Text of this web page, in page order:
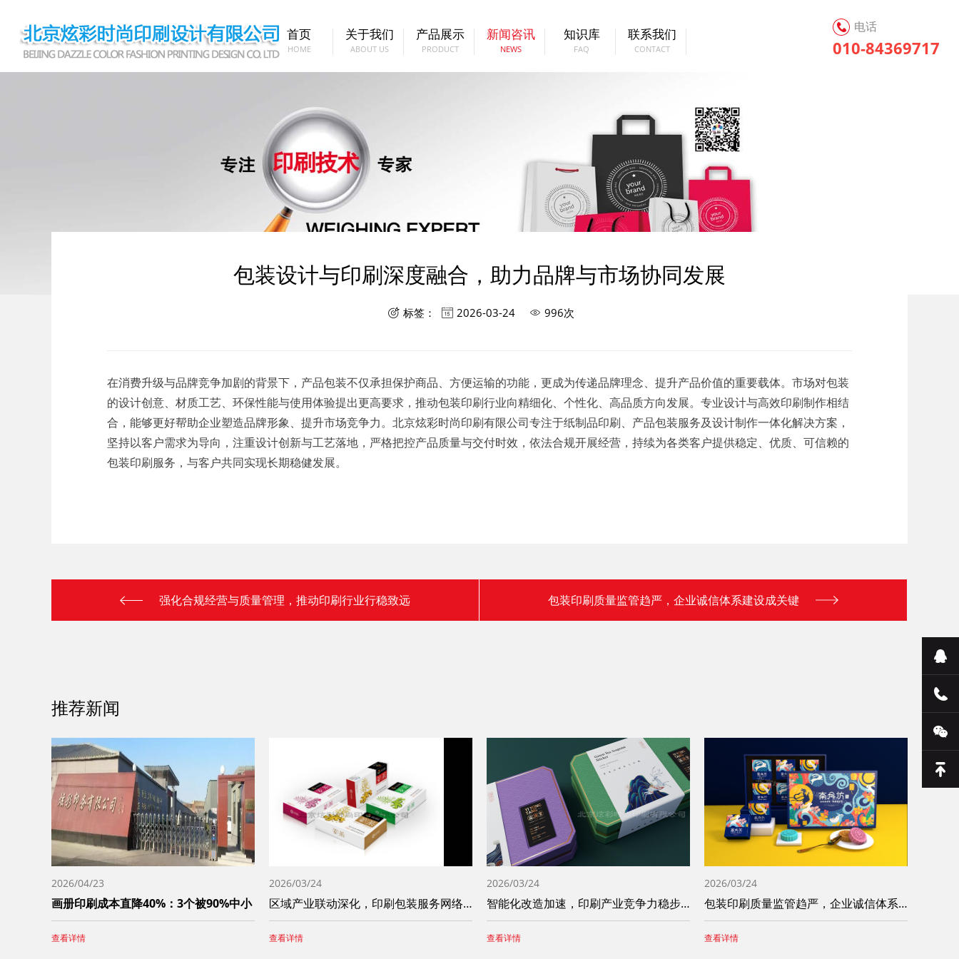
首页
HOME
关于我们
ABOUT US
产品展示
PRODUCT
新闻咨讯
NEWS
知识库
FAQ
联系我们
CONTACT
电话
010-84369717
包装设计与印刷深度融合，助力品牌与市场协同发展
 标签：  2026-03-24  996次
在消费升级与品牌竞争加剧的背景下，产品包装不仅承担保护商品、方便运输的功能，更成为传递品牌理念、提升产品价值的重要载体。市场对包装
的设计创意、材质工艺、环保性能与使用体验提出更高要求，推动包装印刷行业向精细化、个性化、高品质方向发展。专业设计与高效印刷制作相结
合，能够更好帮助企业塑造品牌形象、提升市场竞争力。北京炫彩时尚印刷有限公司专注于纸制品印刷、产品包装服务及设计制作一体化解决方案，
坚持以客户需求为导向，注重设计创新与工艺落地，严格把控产品质量与交付时效，依法合规开展经营，持续为各类客户提供稳定、优质、可信赖的
包装印刷服务，与客户共同实现长期稳健发展。
强化合规经营与质量管理，推动印刷行业行稳致远 包装印刷质量监管趋严，企业诚信体系建设成关键
推荐新闻
2026/04/23
画册印刷成本直降40%：3个被90%中小
查看详情
2026/03/24
区域产业联动深化，印刷包装服务网络不断完
查看详情
2026/03/24
智能化改造加速，印刷产业竞争力稳步提升
查看详情
2026/03/24
包装印刷质量监管趋严，企业诚信体系建设成
查看详情